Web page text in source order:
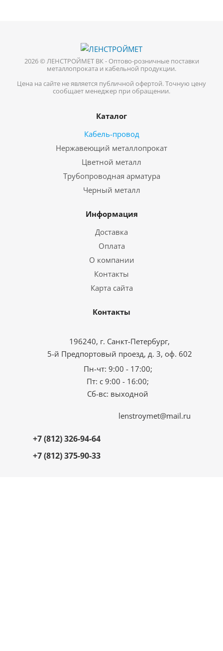
2026 © ЛЕНСТРОЙМЕТ ВК - Оптово-розничные поставки
металлопроката и кабельной продукции.
Цена на сайте не является публичной офертой. Точную цену
сообщает менеджер при обращении.
Каталог
Кабель-провод
Нержавеющий металлопрокат
Цветной металл
Трубопроводная арматура
Черный металл
Информация
Доставка
Оплата
О компании
Контакты
Карта сайта
Контакты
196240, г. Санкт-Петербург,
5-й Предпортовый проезд, д. 3, оф. 602
Пн-чт: 9:00 - 17:00;
Пт: с 9:00 - 16:00;
Сб-вс: выходной
+7 (812) 326-94-64
+7 (812) 375-90-33
lenstroymet@mail.ru